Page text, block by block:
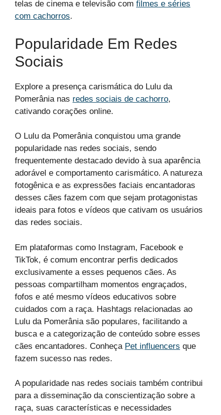
telas de cinema e televisão com filmes e séries
com cachorros.
Popularidade Em Redes
Sociais
Explore a presença carismática do Lulu da
Pomerânia nas redes sociais de cachorro,
cativando corações online.
O Lulu da Pomerânia conquistou uma grande
popularidade nas redes sociais, sendo
frequentemente destacado devido à sua aparência
adorável e comportamento carismático. A natureza
fotogênica e as expressões faciais encantadoras
desses cães fazem com que sejam protagonistas
ideais para fotos e vídeos que cativam os usuários
das redes sociais.
Em plataformas como Instagram, Facebook e
TikTok, é comum encontrar perfis dedicados
exclusivamente a esses pequenos cães. As
pessoas compartilham momentos engraçados,
fofos e até mesmo vídeos educativos sobre
cuidados com a raça. Hashtags relacionadas ao
Lulu da Pomerânia são populares, facilitando a
busca e a categorização de conteúdo sobre esses
cães encantadores. Conheça Pet influencers que
fazem sucesso nas redes.
A popularidade nas redes sociais também contribui
para a disseminação da conscientização sobre a
raça, suas características e necessidades